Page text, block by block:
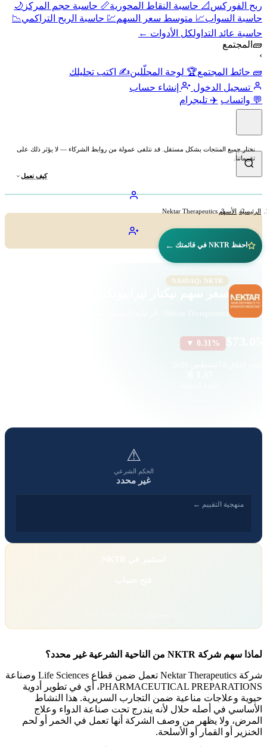
ربح الفوركس 📐 حاسبة النقاط المحورية📏 حاسبة حجم المركز 🌙
حاسبة السواب📈 متوسط سعر السهم💹 حاسبة الربح التراكمي 📉
حاسبة عائد التداولكل الأدوات ←
🧱المجتمع
🧱 حائط المجتمع🏆 لوحة المحلّلين✍️ اكتب تحليلك
تسجيل الدخول
إنشاء حساب
💬 واتساب ✈️ تليجرام
نختار جميع المنتجات بشكل مستقل. قد نتلقى عمولة من روابط الشركاء — لا يؤثر ذلك على
تقييماتنا.
كيف نعمل
الرئيسية الأسهم Nektar Therapeutics
احفظ NKTR في قائمتك ←
NASDAQ: NKTR
سعر سهم نيكتار ثيرابيوتكس (NKTR)
Nektar Therapeutics · الرعاية الصحية · ناسداك
▼ 0.31%
⚠
الحكم الشرعي
غير محدد
منهجية التقييم ←
لماذا سهم شركة NKTR من الناحية الشرعية غير محدد؟
شركة Nektar Therapeutics تعمل ضمن قطاع Life Sciences وصناعة
PHARMACEUTICAL PREPARATIONS، أي في تطوير أدوية
حيوية وعلاجات مناعية ضمن التجارب السريرية. هذا النشاط
الأساسي في أصله حلال لأنه يندرج تحت صناعة الدواء وعلاج
المرض، ولا يظهر من وصف الشركة أنها تعمل في الخمر أو لحم
الخنزير أو القمار أو الأسلحة.